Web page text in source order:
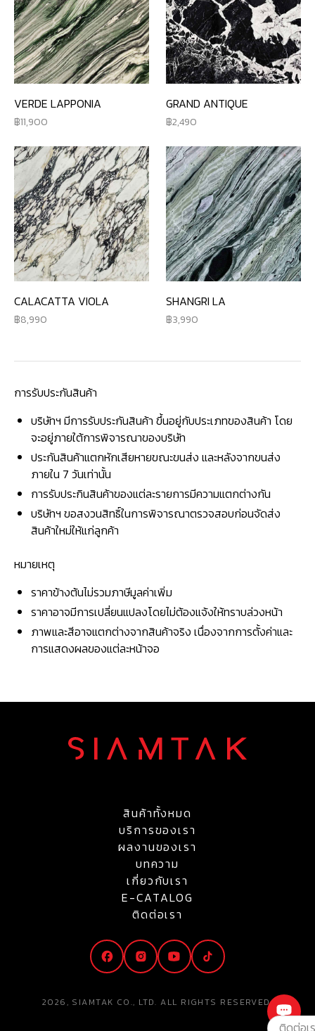
VERDE LAPPONIA
11,900
GRAND ANTIQUE
2,490
CALACATTA VIOLA
8,990
SHANGRI LA
3,990
การรับประกันสินค้า
บริษัทฯ มีการรับประกันสินค้า ขึ้นอยู่กับประเภทของสินค้า โดย
จะอยู่ภายใต้การพิจารณาของบริษัท
ประกันสินค้าแตกหักเสียหายขณะขนส่ง และหลังจากขนส่ง
ภายใน 7 วันเท่านั้น
การรับประกินสินค้าของแต่ละรายการมีความแตกต่างกัน
บริษัทฯ ขอสงวนสิทธิ์ในการพิจารณาตรวจสอบก่อนจัดส่ง
สินค้าใหม่ให้แก่ลูกค้า
หมายเหตุ
ราคาข้างต้นไม่รวมภาษีมูลค่าเพิ่ม
ราคาอาจมีการเปลี่ยนแปลงโดยไม่ต้องแจ้งให้ทราบล่วงหน้า
ภาพและสีอาจแตกต่างจากสินค้าจริง เนื่องจากการตั้งค่าและ
การแสดงผลของแต่ละหน้าจอ
สินค้าทั้งหมด
บริการของเรา
ผลงานของเรา
บทความ
เกี่ยวกับเรา
E-CATALOG
ติดต่อเรา
2026, SIAMTAK CO., LTD. ALL RIGHTS RESERVED.
ติดต่อเ